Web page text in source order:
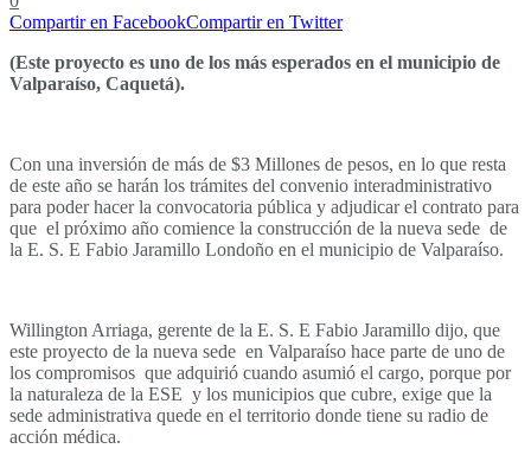
Compartir en FacebookCompartir en Twitter
(Este proyecto es uno de los más esperados en el municipio de
Valparaíso, Caquetá).
Con una inversión de más de $3 Millones de pesos, en lo que resta
de este año se harán los trámites del convenio interadministrativo
para poder hacer la convocatoria pública y adjudicar el contrato para
que el próximo año comience la construcción de la nueva sede de
la E. S. E Fabio Jaramillo Londoño en el municipio de Valparaíso.
Willington Arriaga, gerente de la E. S. E Fabio Jaramillo dijo, que
este proyecto de la nueva sede en Valparaíso hace parte de uno de
los compromisos que adquirió cuando asumió el cargo, porque por
la naturaleza de la ESE y los municipios que cubre, exige que la
sede administrativa quede en el territorio donde tiene su radio de
acción médica.